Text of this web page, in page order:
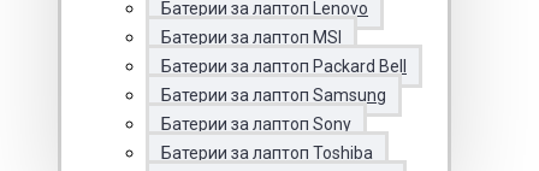
Батерии за лаптоп Lenovo
Батерии за лаптоп MSI
Батерии за лаптоп Packard Bell
Батерии за лаптоп Samsung
Батерии за лаптоп Sony
Батерии за лаптоп Toshiba